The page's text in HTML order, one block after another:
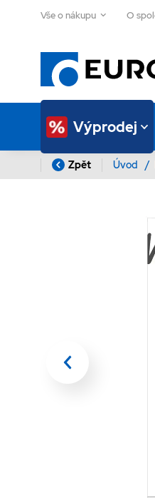
Vše o nákupu O
Výprodej
Zpět Úvod /